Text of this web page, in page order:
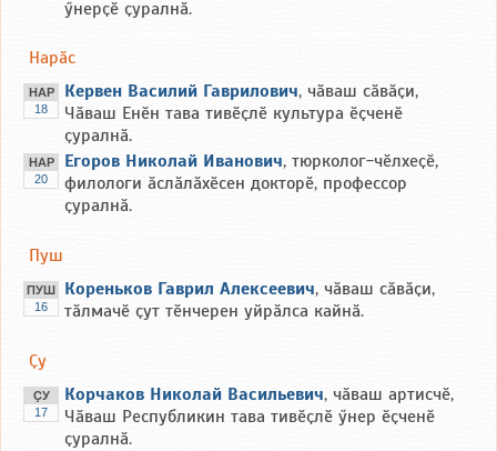
ӳнерҫӗ ҫуралнӑ.
Нарӑс
НАР
18
Кервен Василий Гаврилович, чӑваш сӑвӑҫи,
Чӑваш Енӗн тава тивӗҫлӗ культура ӗҫченӗ
ҫуралнӑ.
НАР
20
Егоров Николай Иванович, тюрколог-чӗлхеҫӗ,
филологи ӑслӑлӑхӗсен докторӗ, профессор
ҫуралнӑ.
Пуш
ПУШ
16
Кореньков Гаврил Алексеевич, чӑваш сӑвӑҫи,
тӑлмачӗ ҫут тӗнчерен уйрӑлса кайнӑ.
Ҫу
ҪУ
17
Корчаков Николай Васильевич, чӑваш артисчӗ,
Чӑваш Республикин тава тивӗҫлӗ ӳнер ӗҫченӗ
ҫуралнӑ.